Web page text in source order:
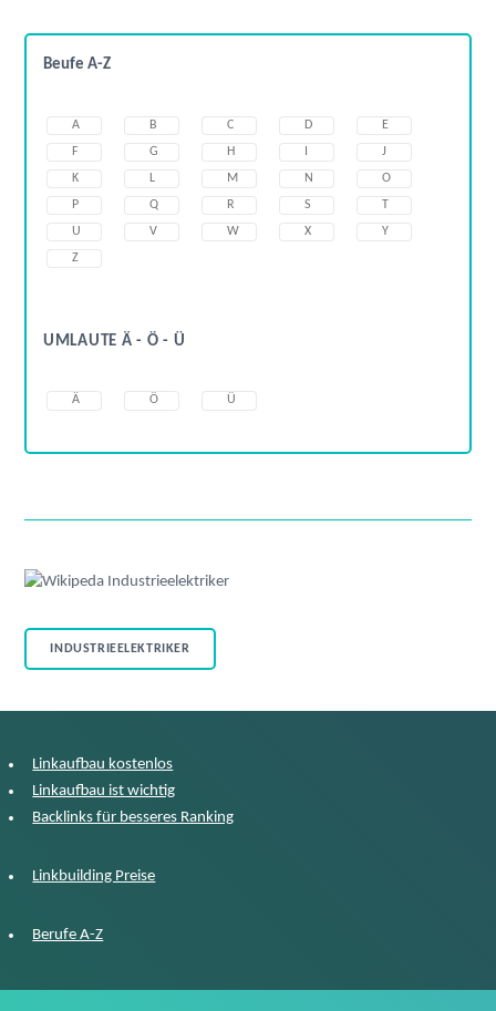
Beufe A-Z
A B C D
E
F
G H
J
K
L M N
O
P
Q R S
T
U
V W X
Y
Z
UMLAUTE Ä - Ö - Ü
Ä Ö Ü
INDUSTRIEELEKTRIKER
Linkaufbau kostenlos
Linkaufbau ist wichtig
Backlinks für besseres Ranking
Linkbuilding Preise
Berufe A-Z